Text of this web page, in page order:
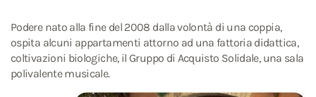
Podere nato alla fine del 2008 dalla volontà di una coppia,
ospita alcuni appartamenti attorno ad una fattoria didattica,
coltivazioni biologiche, il Gruppo di Acquisto Solidale, una sala
polivalente musicale.